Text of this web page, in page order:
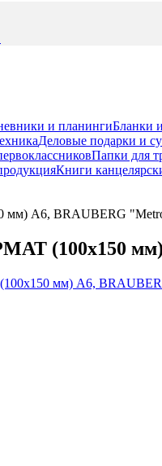
и планингиБланки
Деловые подарки и
Папки для
Книги
А6, BRAUBERG
(100x150 мм)